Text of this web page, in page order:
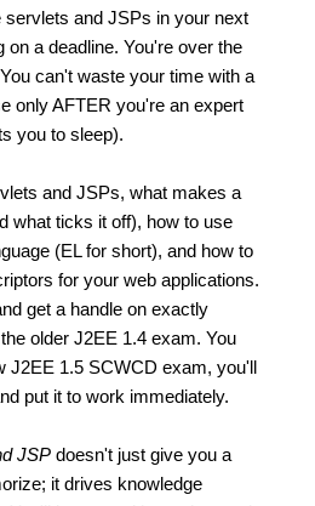
servlets and JSPs in your next
on a deadline. You're over the
can't waste your time with a
only AFTER you're an expert
you to sleep).
and JSPs, what makes a
what ticks it off), how to use
(EL for short), and how to
for your web applications.
get a handle on exactly
older J2EE 1.4 exam. You
J2EE 1.5 SCWCD exam, you'll
put it to work immediately.
JSP doesn't just give you a
it drives knowledge